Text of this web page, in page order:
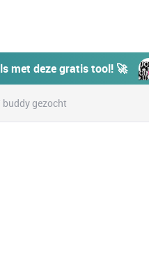
met deze gratis tool! 🚀
gezocht